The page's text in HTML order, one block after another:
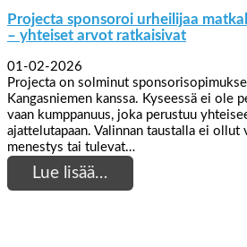
Projecta sponsoroi urheilijaa
– yhteiset arvot ratkaisivat
01-02-2026
Projecta on solminut
Kangasniemen kanssa. Kyseessä ei ole
vaan kumppanuus, joka perustuu
ajattelutapaan. Valinnan taustalla ei ollut
menestys tai tulevat…
Lue lisää…